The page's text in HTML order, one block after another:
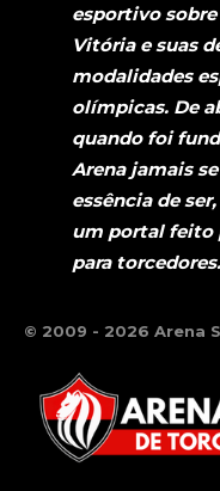
esportivo
Vitória e suas
modalidades
olímpicas. De
quando foi
Arena jamais
essência de
um portal feito
para torcedores.
© 2009 - 2026 Arena